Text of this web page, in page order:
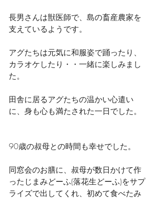
長男さんは獣医師で、島の畜産農家を
支えているようです。
アグたちは元気に和服姿で踊ったり、
カラオケしたり・・一緒に楽しみまし
た。
田舎に居るアグたちの温かい心遣い
に、身も心も満たされた一日でした。
90歳の叔母との時間も幸せでした。
同窓会のお膳に、叔母が数日かけて作
ったじまみどーふ(落花生どーふ)をサプ
ライズで出してくれ、初めて食べたみ